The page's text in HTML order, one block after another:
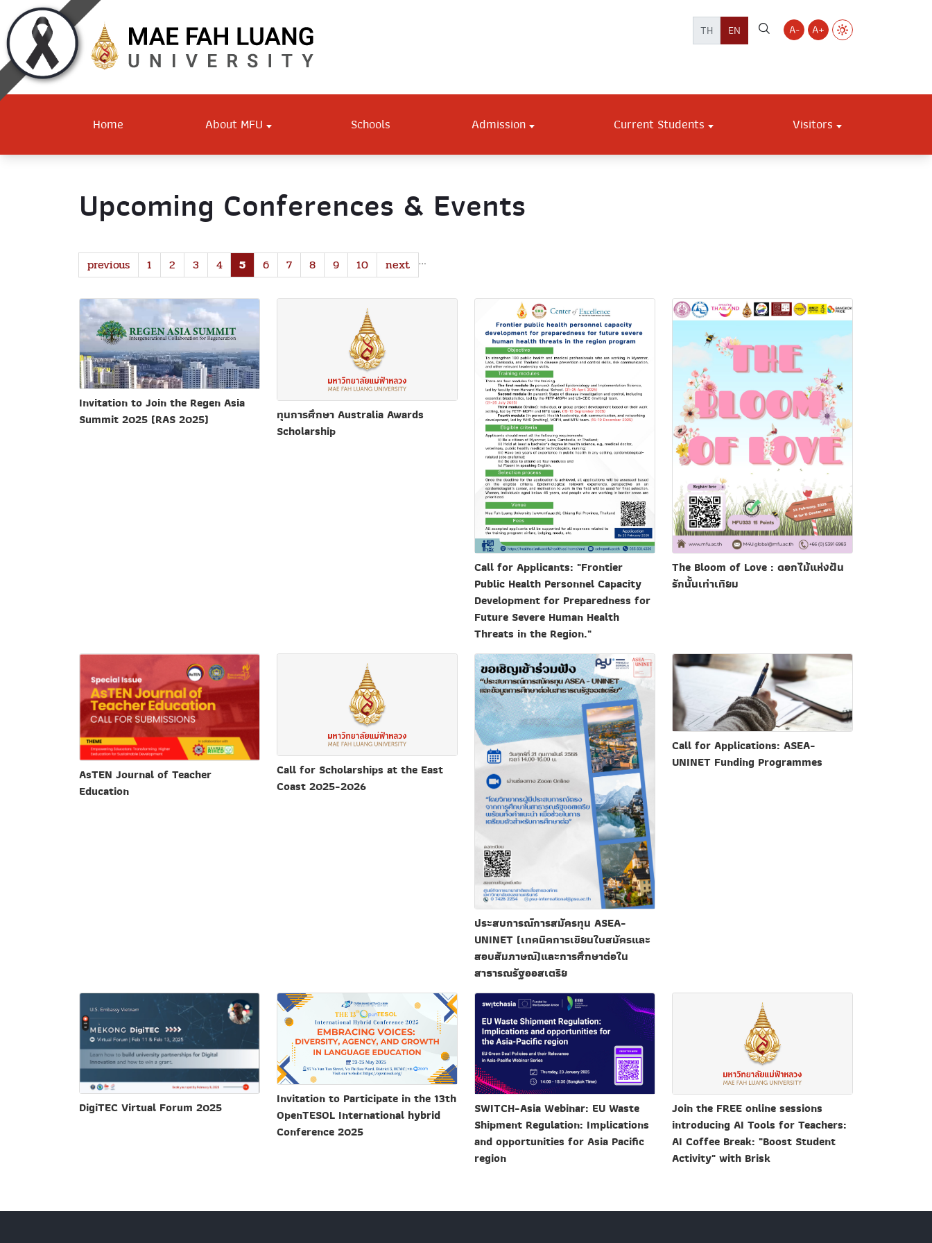
TH EN A- A+
Home About MFU Schools Admission Current Students Visitors
Upcoming Conferences & Events
previous 1 2 3 4 5 6 7 8 9 10 …
next
Invitation to Join the Regen Asia
Summit 2025 (RAS 2025)
ทุนการศึกษา Australia Awards
Scholarship
Call for Applicants: "Frontier
Public Health Personnel Capacity
Development for Preparedness for
Future Severe Human Health
Threats in the Region."
The Bloom of Love : ดอกไม้แห่งฝัน
รักนั้นเท่าเทียม
AsTEN Journal of Teacher
Education
Call for Scholarships at the East
Coast 2025-2026
ประสบการณ์การสมัครทุน ASEA-
UNINET (เทคนิคการเขียนใบสมัครและ
สอบสัมภาษณ์)และการศึกษาต่อใน
สาธารณรัฐออสเตรีย
Call for Applications: ASEA-
UNINET Funding Programmes
DigiTEC Virtual Forum 2025
Invitation to Participate in the 13th
OpenTESOL International hybrid
Conference 2025
SWITCH-Asia Webinar: EU Waste
Shipment Regulation: Implications
and opportunities for Asia Pacific
region
Join the FREE online sessions
introducing AI Tools for Teachers:
AI Coffee Break: "Boost Student
Activity" with Brisk